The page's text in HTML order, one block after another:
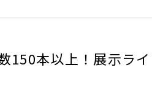
150本以上！展示ラ